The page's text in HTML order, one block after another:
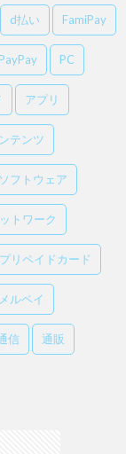
d払い FamiPay
PayPay PC
アプリ
テンツ
ソフトウェア
トワーク
リペイドカード
メルペイ
信 通販